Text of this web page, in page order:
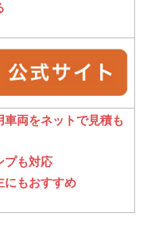
車両をネットで見積も
プも対応
にもおすすめ